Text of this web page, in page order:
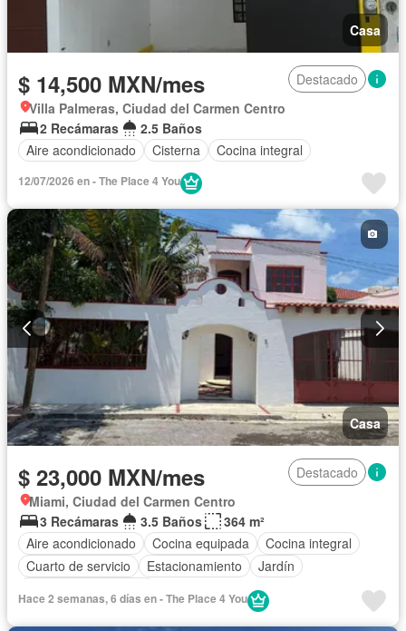
Casa
$ 14,500 MXN/mes
Destacado
Villa Palmeras, Ciudad del Carmen Centro
2 Recámaras
2.5 Baños
Aire acondicionado
Cisterna Cocina integral
12/07/2026 en - The Place 4 You
Casa
$ 23,000 MXN/mes
Destacado
Miami, Ciudad del Carmen Centro
3 Recámaras
3.5 Baños
364 m²
Aire acondicionado
Cocina equipada
Cocina integral
Cuarto de servicio
Estacionamiento
Jardín
Hace 2 semanas, 6 días en - The Place 4 You